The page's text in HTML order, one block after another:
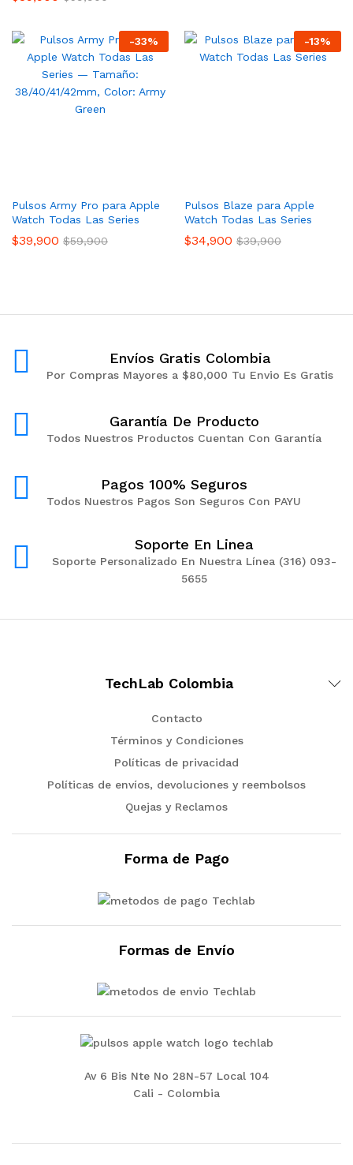
-33%
Pulsos Army Pro para Apple
Watch Todas Las Series
$39,900 $59,900
-13%
Pulsos Blaze para Apple
Watch Todas Las Series
$34,900 $39,900
Envíos Gratis Colombia
Por Compras Mayores a $80,000 Tu Envio Es Gratis
Garantía De Producto
Todos Nuestros Productos Cuentan Con Garantía
Pagos 100% Seguros
Todos Nuestros Pagos Son Seguros Con PAYU
Soporte En Linea
Soporte Personalizado En Nuestra Línea (316) 093-
5655
TechLab Colombia
Contacto
Términos y Condiciones
Políticas de privacidad
Políticas de envíos, devoluciones y reembolsos
Quejas y Reclamos
Forma de Pago
Formas de Envío
Av 6 Bis Nte No 28N-57 Local 104
Cali - Colombia